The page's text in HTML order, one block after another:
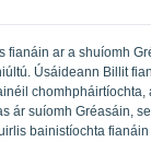
fianáin ar a shuíomh
Úsáideann Billit
ár suíomh Gréasáin,
bainistíochta